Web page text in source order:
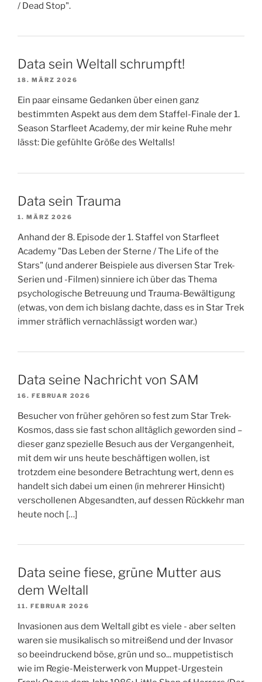
/ Dead Stop".
Data sein Weltall schrumpft!
18. MÄRZ 2026
Ein paar einsame Gedanken über einen ganz
bestimmten Aspekt aus dem dem Staffel-Finale der 1.
Season Starfleet Academy, der mir keine Ruhe mehr
lässt: Die gefühlte Größe des Weltalls!
Data sein Trauma
1. MÄRZ 2026
Anhand der 8. Episode der 1. Staffel von Starfleet
Academy "Das Leben der Sterne / The Life of the
Stars" (und anderer Beispiele aus diversen Star Trek-
Serien und -Filmen) sinniere ich über das Thema
psychologische Betreuung und Trauma-Bewältigung
(etwas, von dem ich bislang dachte, dass es in Star Trek
immer sträflich vernachlässigt worden war.)
Data seine Nachricht von SAM
16. FEBRUAR 2026
Besucher von früher gehören so fest zum Star Trek-
Kosmos, dass sie fast schon alltäglich geworden sind –
dieser ganz spezielle Besuch aus der Vergangenheit,
mit dem wir uns heute beschäftigen wollen, ist
trotzdem eine besondere Betrachtung wert, denn es
handelt sich dabei um einen (in mehrerer Hinsicht)
verschollenen Abgesandten, auf dessen Rückkehr man
heute noch […]
Data seine fiese, grüne Mutter aus
dem Weltall
11. FEBRUAR 2026
Invasionen aus dem Weltall gibt es viele - aber selten
waren sie musikalisch so mitreißend und der Invasor
so beeindruckend böse, grün und so... muppetistisch
wie im Regie-Meisterwerk von Muppet-Urgestein